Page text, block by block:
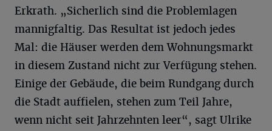
Erkrath. „Sicherlich sind die Problemlagen
mannigfaltig. Das Resultat ist jedoch jedes
Mal: die Häuser werden dem Wohnungsmarkt
in diesem Zustand nicht zur Verfügung stehen.
Einige der Gebäude, die beim Rundgang durch
die Stadt auffielen, stehen zum Teil Jahre,
wenn nicht seit Jahrzehnten leer“, sagt Ulrike